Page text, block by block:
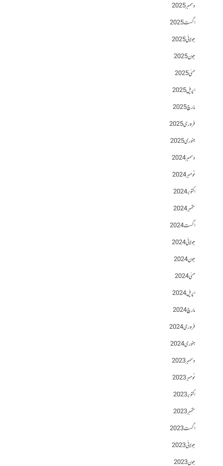
دسمبر 2025
اگست 2025
جولائی 2025
جون 2025
مئی 2025
اپریل 2025
مارچ 2025
فروری 2025
جنوری 2025
دسمبر 2024
نومبر 2024
اکتوبر 2024
ستمبر 2024
اگست 2024
جولائی 2024
جون 2024
مئی 2024
اپریل 2024
مارچ 2024
فروری 2024
جنوری 2024
دسمبر 2023
نومبر 2023
اکتوبر 2023
ستمبر 2023
اگست 2023
جولائی 2023
جون 2023